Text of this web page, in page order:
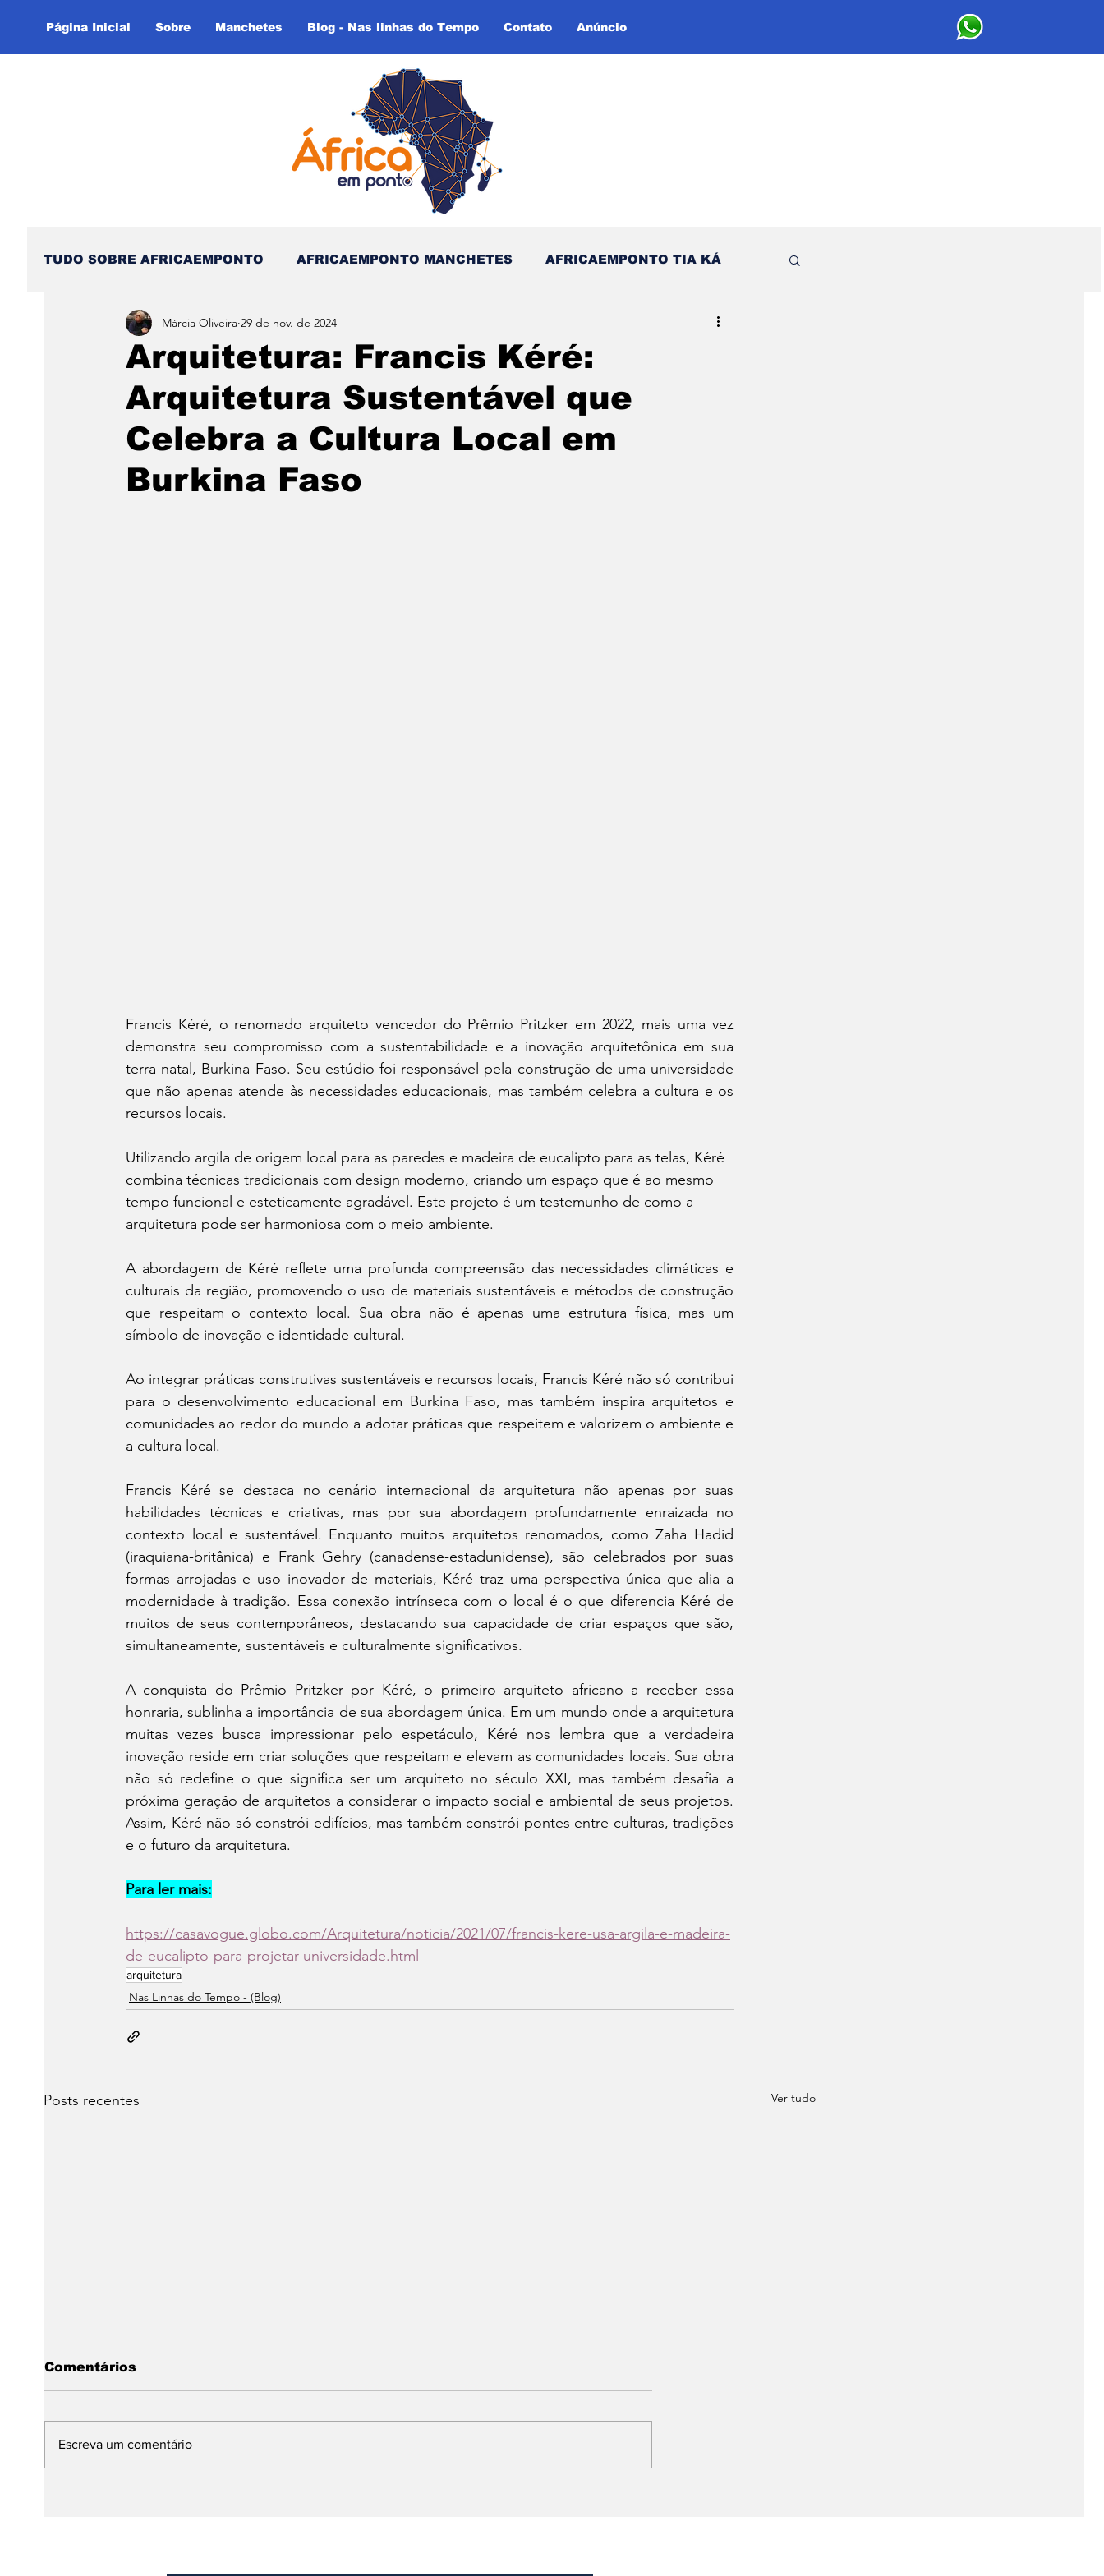
Página Inicial Sobre Manchetes Blog - Nas linhas do Tempo Contato Anúncio
TUDO SOBRE AFRICAEMPONTO AFRICAEMPONTO MANCHETES AFRICAEMPONTO TIA KÁ
Nas Linhas do Tempo - (Blog) Nas linhas do Tempo (Blog - Inglês)
Arquitetura: Francis Kéré:
Arquitetura Sustentável que
Celebra a Cultura Local em
Burkina Faso
Márcia Oliveira 29 de nov. de 2024
Francis Kéré, o renomado arquiteto vencedor do Prêmio Pritzker em 2022, mais uma vez
demonstra seu compromisso com a sustentabilidade e a inovação arquitetônica em sua
terra natal, Burkina Faso. Seu estúdio foi responsável pela construção de uma universidade
que não apenas atende às necessidades educacionais, mas também celebra a cultura e os
recursos locais.
Utilizando argila de origem local para as paredes e madeira de eucalipto para as telas, Kéré
combina técnicas tradicionais com design moderno, criando um espaço que é ao mesmo
tempo funcional e esteticamente agradável. Este projeto é um testemunho de como a
arquitetura pode ser harmoniosa com o meio ambiente.
A abordagem de Kéré reflete uma profunda compreensão das necessidades climáticas e
culturais da região, promovendo o uso de materiais sustentáveis e métodos de construção
que respeitam o contexto local. Sua obra não é apenas uma estrutura física, mas um
símbolo de inovação e identidade cultural.
Ao integrar práticas construtivas sustentáveis e recursos locais, Francis Kéré não só contribui
para o desenvolvimento educacional em Burkina Faso, mas também inspira arquitetos e
comunidades ao redor do mundo a adotar práticas que respeitem e valorizem o ambiente e
a cultura local.
Francis Kéré se destaca no cenário internacional da arquitetura não apenas por suas
habilidades técnicas e criativas, mas por sua abordagem profundamente enraizada no
contexto local e sustentável. Enquanto muitos arquitetos renomados, como Zaha Hadid
(iraquiana-britânica) e Frank Gehry (canadense-estadunidense), são celebrados por suas
formas arrojadas e uso inovador de materiais, Kéré traz uma perspectiva única que alia a
modernidade à tradição. Essa conexão intrínseca com o local é o que diferencia Kéré de
muitos de seus contemporâneos, destacando sua capacidade de criar espaços que são,
simultaneamente, sustentáveis e culturalmente significativos.
A conquista do Prêmio Pritzker por Kéré, o primeiro arquiteto africano a receber essa
honraria, sublinha a importância de sua abordagem única. Em um mundo onde a arquitetura
muitas vezes busca impressionar pelo espetáculo, Kéré nos lembra que a verdadeira
inovação reside em criar soluções que respeitam e elevam as comunidades locais. Sua obra
não só redefine o que significa ser um arquiteto no século XXI, mas também desafia a
próxima geração de arquitetos a considerar o impacto social e ambiental de seus projetos.
Assim, Kéré não só constrói edifícios, mas também constrói pontes entre culturas, tradições
e o futuro da arquitetura.
Para ler mais:
https://casavogue.globo.com/Arquitetura/noticia/2021/07/francis-kere-usa-argila-e-madeira-
de-eucalipto-para-projetar-universidade.html
arquitetura
Nas Linhas do Tempo - (Blog)
Posts recentes Ver tudo
Comentários
Escreva um comentário